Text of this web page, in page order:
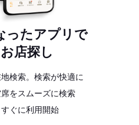
ったアプリで
店探し
検索。検索が快適に
をスムーズに検索
ぐに利用開始